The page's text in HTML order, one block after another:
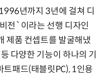
년까지 3년에 걸쳐 디
전`이라는 선행 디자인
제품 컨셉트를 발굴해냈
다양한 기능이 하나의 기
트패드(태블릿PC), 1인용